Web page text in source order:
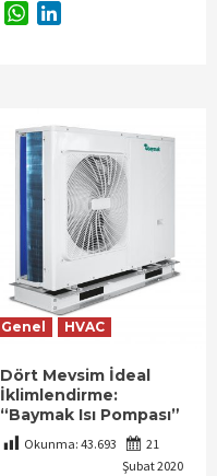
WhatsApp
Genel HVAC
Dört Mevsim İdeal
İklimlendirme:
“Baymak Isı Pompası”
Okunma: 43.693
21
Şubat 2020